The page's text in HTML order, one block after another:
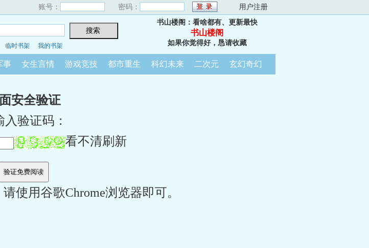
账号： 密码： 用户注册
临时书架 我的书架
书山楼阁：看啥都有、更新最快
书山楼阁
如果你觉得好，恳请收藏
事 女生言情 游戏竞技 都市重生 科幻未来 二次元 玄幻奇幻
安全验证
入验证码：
看不清刷新
使用谷歌Chrome浏览器即可。